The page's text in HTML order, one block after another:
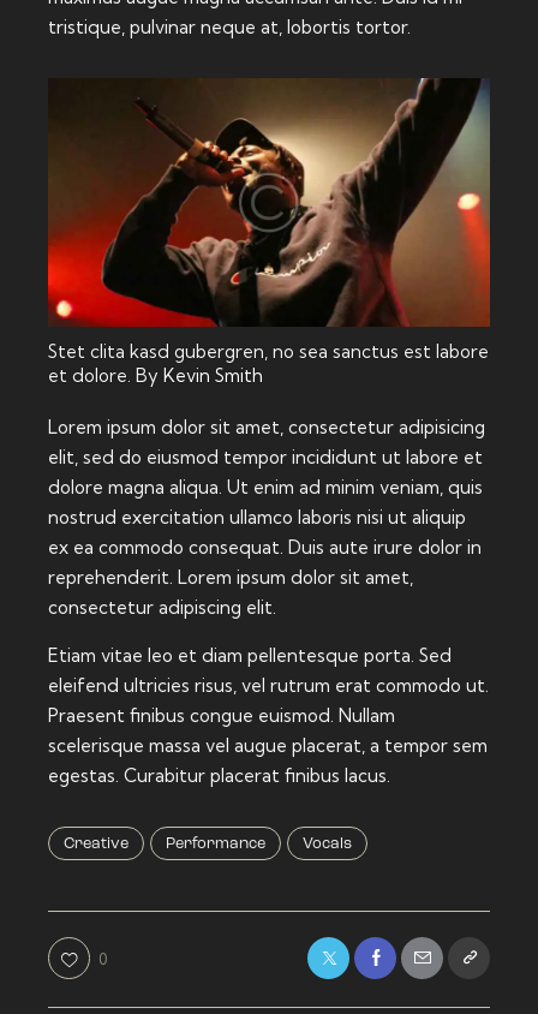
tristique, pulvinar neque at, lobortis tortor.
Stet clita kasd gubergren, no sea sanctus est labore
et dolore. By Kevin Smith
Lorem ipsum dolor sit amet, consectetur adipisicing
elit, sed do eiusmod tempor incididunt ut labore et
dolore magna aliqua. Ut enim ad minim veniam, quis
nostrud exercitation ullamco laboris nisi ut aliquip
ex ea commodo consequat. Duis aute irure dolor in
reprehenderit. Lorem ipsum dolor sit amet,
consectetur adipiscing elit.
Etiam vitae leo et diam pellentesque porta. Sed
eleifend ultricies risus, vel rutrum erat commodo ut.
Praesent finibus congue euismod. Nullam
scelerisque massa vel augue placerat, a tempor sem
egestas. Curabitur placerat finibus lacus.
Creative Performance Vocals
0